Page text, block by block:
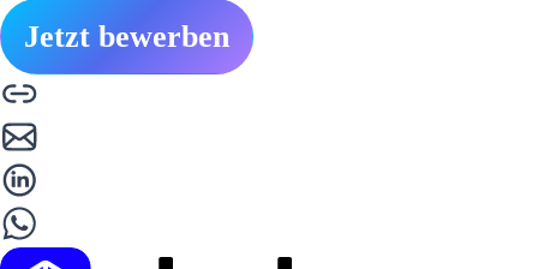
Jetzt bewerben